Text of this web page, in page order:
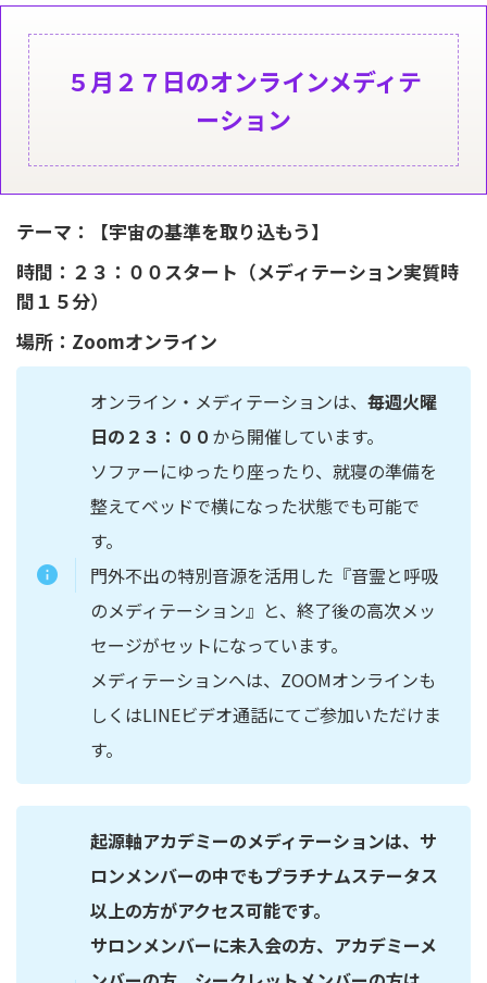
５月２７日のオンラインメディテ
ーション
テーマ：【宇宙の基準を取り込もう】
時間：２３：００スタート（メディテーション実質時
間１５分）
場所：Zoomオンライン
オンライン・メディテーションは、 毎週火曜
日の２３：００ から開催しています。
ソファーにゆったり座ったり、就寝の準備を
整えてベッドで横になった状態でも可能で
す。
門外不出の特別音源を活用した『音霊と呼吸
のメディテーション』と、終了後の高次メッ
セージがセットになっています。
メディテーションへは、ZOOMオンラインも
しくはLINEビデオ通話にてご参加いただけま
す。
起源軸アカデミーのメディテーションは、サ
ロンメンバーの中でもプラチナムステータス
以上の方がアクセス可能です。
サロンメンバーに未入会の方、 アカデミーメ